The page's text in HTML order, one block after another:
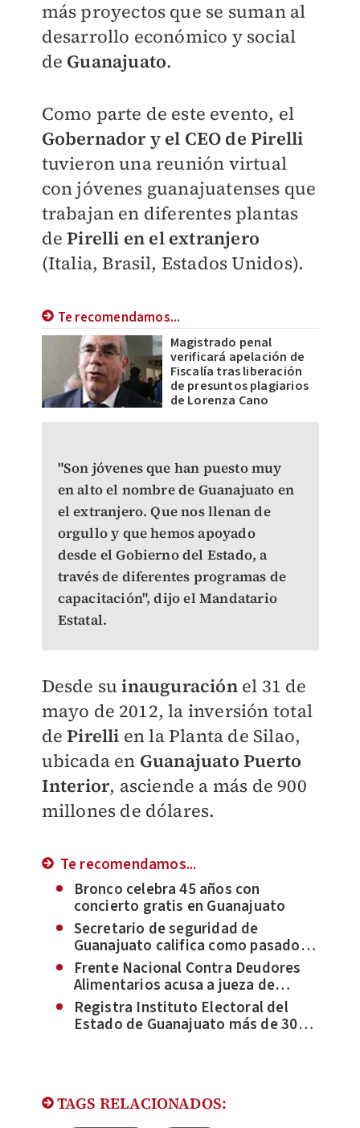
más proyectos que se suman al
desarrollo económico y social
de Guanajuato.
Como parte de este evento, el
Gobernador y el CEO de Pirelli
tuvieron una reunión virtual
con jóvenes guanajuatenses que
trabajan en diferentes plantas
dePirelli en el extranjero
(Italia, Brasil, Estados Unidos).
Te recomendamos...
Magistrado penal
verificará apelación de
Fiscalía tras liberación
de presuntos plagiarios
de Lorenza Cano
"Son jóvenes que han puesto muy
en alto el nombre de Guanajuato en
el extranjero. Que nos llenan de
orgullo y que hemos apoyado
desde el Gobierno del Estado, a
través de diferentes programas de
capacitación", dijo el Mandatario
Estatal.
Desde suinauguración el 31 de
mayo de 2012, la inversión total
dePirelli en la Planta de Silao,
ubicada en Guanajuato Puerto
Interior, asciende a más de 900
millones de dólares.
Te recomendamos...
Bronco celebra 45 años con
concierto gratis en Guanajuato
Secretario de seguridad de
Guanajuato califica como pasado
de moda dividir el combate a
delitos en comunes y federales
Frente Nacional Contra Deudores
Alimentarios acusa a jueza de
Guanajuato por presunta
corrupción
Registra Instituto Electoral del
Estado de Guanajuato más de 30
TAGS RELACIONADOS: